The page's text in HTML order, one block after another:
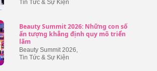
Tin Tức & Sự Kiện
Beauty Summit 2026: Những con số
ấn tượng khẳng định quy mô triển
lãm
Beauty Summit 2026,
Tin Tức & Sự Kiện